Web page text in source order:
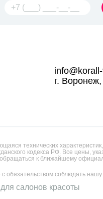
г.
технических
кодекса РФ. Все цены,
к ближайшему
с обязательством соблюдать нашу
салонов красоты